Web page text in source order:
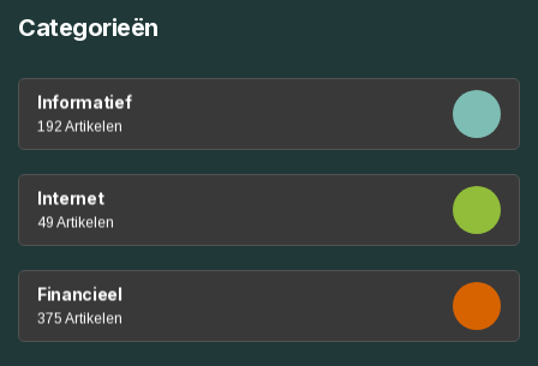
Categorieën
Informatief
192 Artikelen
Internet
49 Artikelen
Financieel
375 Artikelen